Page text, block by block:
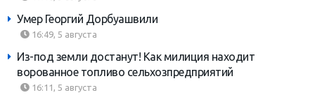
Умер Георгий Дорбуашвили
16:49, 5 августа
Из-под земли достанут! Как милиция находит
ворованное топливо сельхозпредприятий
16:11, 5 августа